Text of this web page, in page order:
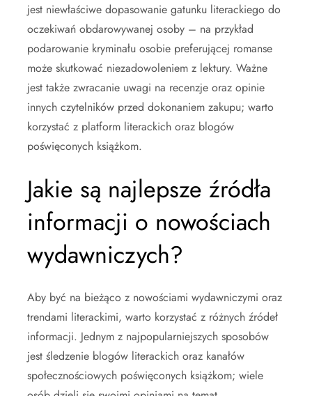
jest niewłaściwe dopasowanie gatunku literackiego do
oczekiwań obdarowywanej osoby – na przykład
podarowanie kryminału osobie preferującej romanse
może skutkować niezadowoleniem z lektury. Ważne
jest także zwracanie uwagi na recenzje oraz opinie
innych czytelników przed dokonaniem zakupu; warto
korzystać z platform literackich oraz blogów
poświęconych książkom.
Jakie są najlepsze źródła
informacji o nowościach
wydawniczych?
Aby być na bieżąco z nowościami wydawniczymi oraz
trendami literackimi, warto korzystać z różnych źródeł
informacji. Jednym z najpopularniejszych sposobów
jest śledzenie blogów literackich oraz kanałów
społecznościowych poświęconych książkom; wiele